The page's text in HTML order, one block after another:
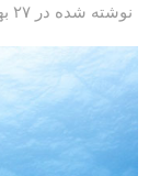
نوشته شده در ۲۷ بهمن ۱۳۹۳